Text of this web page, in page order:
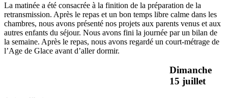
La matinée a été consacrée à la finition de la préparation de la
retransmission. Après le repas et un bon temps libre calme dans les
chambres, nous avons présenté nos projets aux parents venus et aux
autres enfants du séjour. Nous avons fini la journée par un bilan de
la semaine. Après le repas, nous avons regardé un court-métrage de
l’Age de Glace avant d’aller dormir.
Dimanche
15 juillet